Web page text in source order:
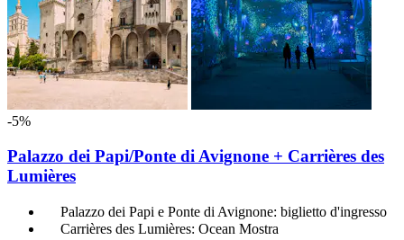
-5%
Palazzo dei Papi/Ponte di Avignone + Carrières des
Lumières
Palazzo dei Papi e Ponte di Avignone: biglietto d'ingresso
Carrières des Lumières: Ocean Mostra